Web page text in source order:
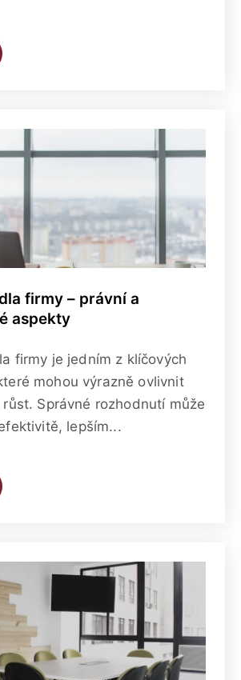
firmy – právní a
aspekty
firmy je jedním z klíčových
mohou výrazně ovlivnit
Správné rozhodnutí může
lepším...